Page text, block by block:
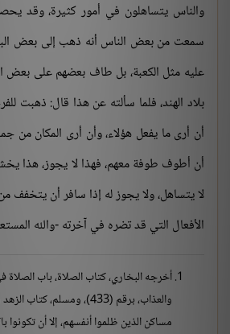
والناس يتساهلون في أمور كثيرة، وقد
سمعت من بعض الناس أنه ذهب إلى بعض
عليه مثل الكعبة، بل طاف بعضهم على بعض
بلاد الهند، فلما سألته عن هذا قال: ذهبت
أن أرى ما يفعل هؤلاء، وأن أرى المكان من
أن أطوف طوفة معهم، فهذا لا يجوز، هذا
لا يتساهل، ولا يجوز له إذا سافر أن يتخفف
الأفعال التي قد تضره في آخرته -والله
أخرجه البخاري، كتاب الصلاة، باب
والعذاب، برقم (433)، ومسلم،
مساكن الذين ظلموا أنفسهم، إلا أن تكونوا